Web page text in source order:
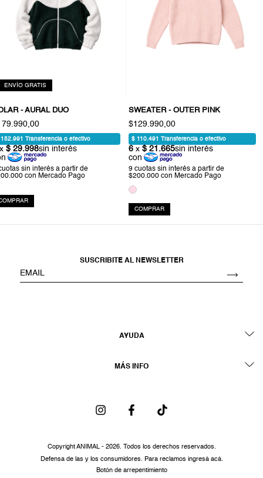
ENVÍO GRATIS
- AURAL DUO SWEATER - OUTER PINK
$129.990,00
COMPRAR
SUSCRIBITE AL NEWSLETTER
AYUDA
MÁS INFO
Copyright ANIMAL - 2026. Todos los derechos reservados.
Defensa de las y los consumidores. Para reclamos ingresá acá.
Botón de arrepentimiento